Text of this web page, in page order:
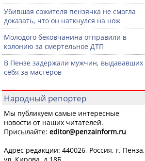
Убившая сожителя пензячка не смогла
доказать, что он наткнулся на нож
Молодого бековчанина отправили в
колонию за смертельное ДТП
В Пензе задержали мужчин, выдававших
себя за мастеров
Народный репортер
Мы публикуем самые интересные
новости от наших читателей.
Присылайте: editor@penzainform.ru
Адрес редакции: 440026, Россия, г. Пенза,